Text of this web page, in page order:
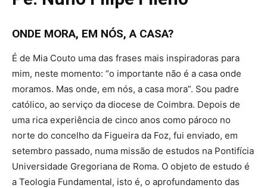
ONDE MORA, EM NÓS, A CASA?
É de Mia Couto uma das frases mais inspiradoras para
mim, neste momento: “o importante não é a casa onde
moramos. Mas onde, em nós, a casa mora”. Sou padre
católico, ao serviço da diocese de Coimbra. Depois de
uma rica experiência de cinco anos como pároco no
norte do concelho da Figueira da Foz, fui enviado, em
setembro passado, numa missão de estudos na Pontifícia
Universidade Gregoriana de Roma. O objeto de estudo é
a Teologia Fundamental, isto é, o aprofundamento das